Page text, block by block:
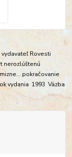
Rovesti
nerozlúštenú
pokračovanie
vydania 1993 Väzba